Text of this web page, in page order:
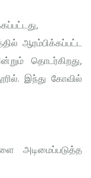
ஆரம்பிக்கப்பட்ட
தொடர்கிறது,
இந்து கோவில்
அடிமைப்படுத்த